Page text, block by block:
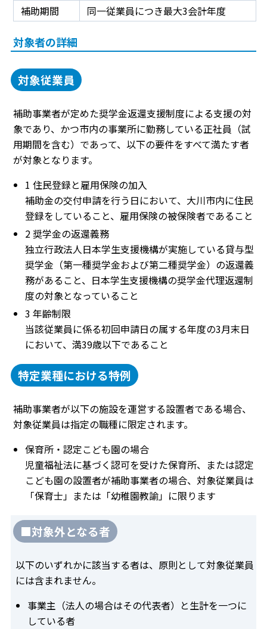
補助期間 同一従業員につき最大3会計年度
対象者の詳細
対象従業員
補助事業者が定めた奨学金返還支援制度による支援の対
象であり、かつ市内の事業所に勤務している正社員（試
用期間を含む）であって、以下の要件をすべて満たす者
が対象となります。
1 住民登録と雇用保険の加入
補助金の交付申請を行う日において、大川市内に住民
登録をしていること、雇用保険の被保険者であること
2 奨学金の返還義務
独立行政法人日本学生支援機構が実施している貸与型
奨学金（第一種奨学金および第二種奨学金）の返還義
務があること、日本学生支援機構の奨学金代理返還制
度の対象となっていること
3 年齢制限
当該従業員に係る初回申請日の属する年度の3月末日
において、満39歳以下であること
特定業種における特例
補助事業者が以下の施設を運営する設置者である場合、
対象従業員は指定の職種に限定されます。
保育所・認定こども園の場合
児童福祉法に基づく認可を受けた保育所、または認定
こども園の設置者が補助事業者の場合、対象従業員は
「保育士」または「幼稚園教諭」に限ります
■対象外となる者
以下のいずれかに該当する者は、原則として対象従業員
には含まれません。
事業主（法人の場合はその代表者）と生計を一つに
している者